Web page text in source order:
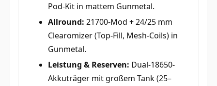
Pod-Kit in mattem Gunmetal.
Allround: 21700-Mod + 24/25 mm
Clearomizer (Top-Fill, Mesh-Coils) in
Gunmetal.
Leistung & Reserven: Dual-18650-
Akkuträger mit großem Tank (25–